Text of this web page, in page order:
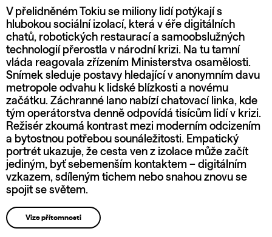
V přelidněném Tokiu se miliony lidí potýkají s
hlubokou sociální izolací, která v éře digitálních
chatů, robotických restaurací a samoobslužných
technologií přerostla v národní krizi. Na tu tamní
vláda reagovala zřízením Ministerstva osamělosti.
Snímek sleduje postavy hledající v anonymním davu
metropole odvahu k lidské blízkosti a novému
začátku. Záchranné lano nabízí chatovací linka, kde
tým operátorstva denně odpovídá tisícům lidí v krizi.
Režisér zkoumá kontrast mezi moderním odcizením
a bytostnou potřebou sounáležitosti. Empatický
portrét ukazuje, že cesta ven z izolace může začít
jediným, byť sebemenším kontaktem – digitálním
vzkazem, sdíleným tichem nebo snahou znovu se
spojit se světem.
Vize přítomnosti